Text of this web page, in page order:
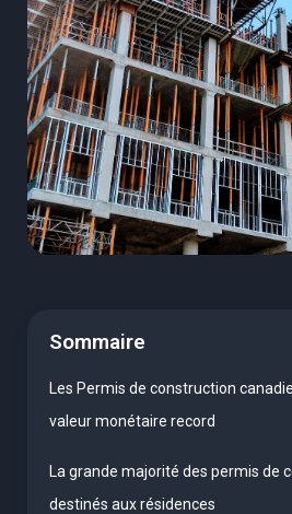
Sommaire
Les Permis de construction
valeur monétaire record
La grande majorité des permis de
destinés aux résidences